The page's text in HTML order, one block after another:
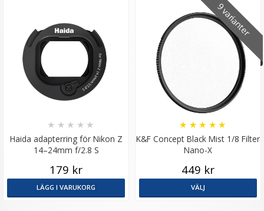
Haida adapterring för Nikon Z
14–24mm f/2.8 S
★ ★ ★ ★ ★
179 kr
LÄGG I VARUKORG
9 varianter
K&F Concept Black Mist 1/8 Filter
Nano-X
★ ★ ★ ★ ★
449 kr
VÄLJ